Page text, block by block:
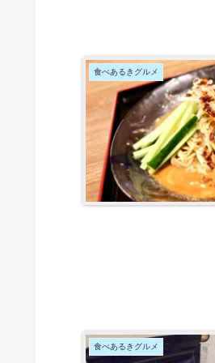
食べあるきグルメ
食べあるきグルメ